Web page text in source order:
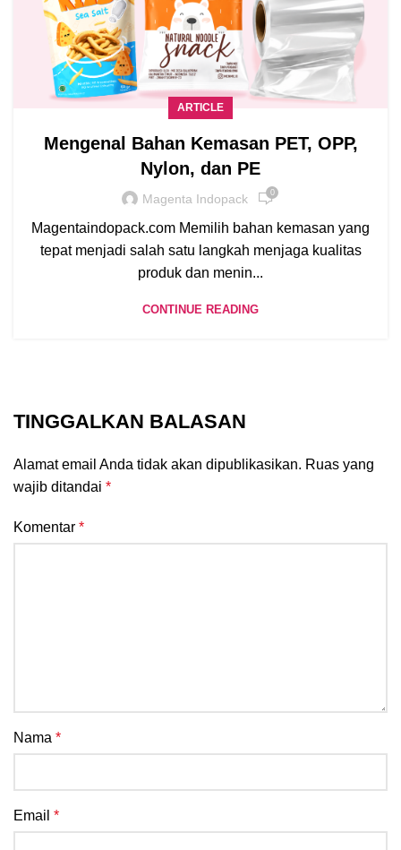
ARTICLE
Mengenal Bahan Kemasan PET, OPP,
Nylon, dan PE
Magenta Indopack 0
Magentaindopack.com Memilih bahan kemasan yang
tepat menjadi salah satu langkah menjaga kualitas
produk dan menin...
CONTINUE READING
TINGGALKAN BALASAN
Alamat email Anda tidak akan dipublikasikan. Ruas yang
wajib ditandai *
Komentar *
Nama *
Email *